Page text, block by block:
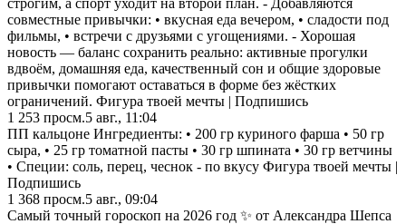
совместные привычки: • вкусная еда вечером, • сладости под
фильмы, • встречи с друзьями с угощениями. - Хорошая
новость — баланс сохранить реально: активные прогулки
вдвоём, домашняя еда, качественный сон и общие здоровые
привычки помогают оставаться в форме без жёстких
ограничений. Фигура твоей мечты | Подпишись
1 253 просм.5 авг., 11:04
ПП кальцоне Ингредиенты: • 200 гр куриного фарша • 50 гр
сыра, • 25 гр томатной пасты • 30 гр шпината • 30 гр ветчины
• Специи: соль, перец, чеснок - по вкусу Фигура твоей мечты |
Подпишись
1 368 просм.5 авг., 09:04
Самый точный гороскоп на 2026 год ✨ от Александра Шепса